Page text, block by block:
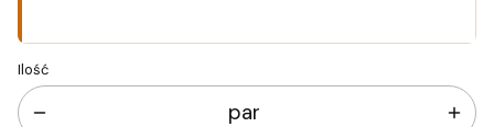
Ilość
par